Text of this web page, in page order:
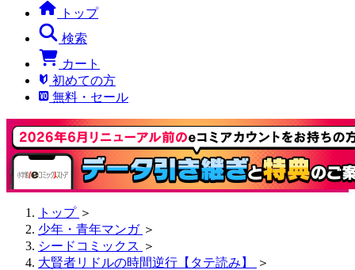
トップ
検索
カート
初めての方
無料・セール
トップ ＞
少年・青年マンガ ＞
シードコミックス ＞
大賢者リドルの時間逆行【タテ読み】
＞